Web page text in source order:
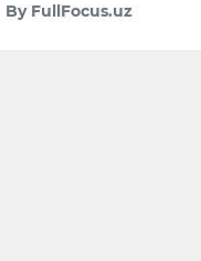
By FullFocus.uz